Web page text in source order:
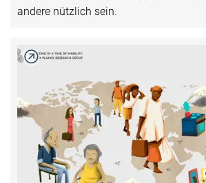
andere nützlich sein.